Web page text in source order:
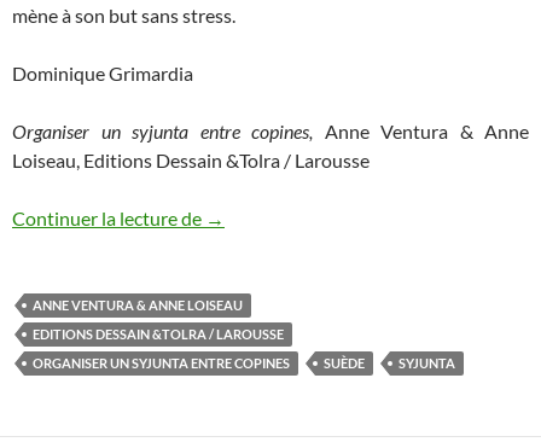
mène à son but sans stress.
Dominique Grimardia
Organiser un syjunta entre copines, Anne Ventura & Anne
Loiseau, Editions Dessain &Tolra / Larousse
Continuer la lecture de Le Syjunta: une méthode créative de
→
ANNE VENTURA & ANNE LOISEAU
EDITIONS DESSAIN &TOLRA / LAROUSSE
ORGANISER UN SYJUNTA ENTRE COPINES
SUÈDE SYJUNTA